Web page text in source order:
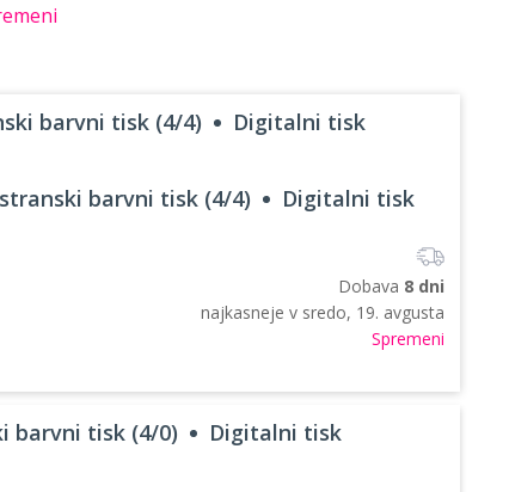
barvni tisk (4/4) Digitalni tisk
barvni tisk (4/4) Digitalni tisk
Dobava 8 dni
najkasneje v sredo, 19. avgusta
Spremeni
barvni tisk (4/0) Digitalni tisk